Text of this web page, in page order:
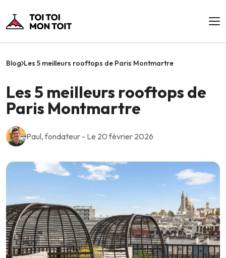
Blog Les 5 meilleurs rooftops de Paris Montmartre
Les 5 meilleurs rooftops de
Paris Montmartre
Paul, fondateur - Le 20 février 2026